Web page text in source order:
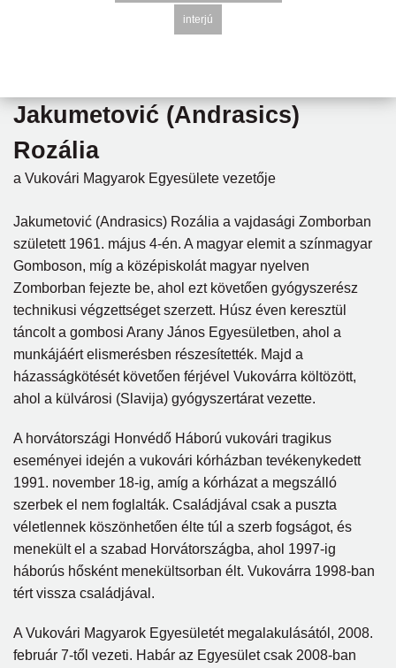
interjú
Jakumetović (Andrasics)
Rozália
a Vukovári Magyarok Egyesülete vezetője
Jakumetović (Andrasics) Rozália a vajdasági Zomborban
született 1961. május 4-én. A magyar elemit a színmagyar
Gomboson, míg a középiskolát magyar nyelven
Zomborban fejezte be, ahol ezt követően gyógyszerész
technikusi végzettséget szerzett. Húsz éven keresztül
táncolt a gombosi Arany János Egyesületben, ahol a
munkájáért elismerésben részesítették. Majd a
házasságkötését követően férjével Vukovárra költözött,
ahol a külvárosi (Slavija) gyógyszertárat vezette.
A horvátországi Honvédő Háború vukovári tragikus
eseményei idején a vukovári kórházban tevékenykedett
1991. november 18-ig, amíg a kórházat a megszálló
szerbek el nem foglalták. Családjával csak a puszta
véletlennek köszönhetően élte túl a szerb fogságot, és
menekült el a szabad Horvátországba, ahol 1997-ig
háborús hősként menekültsorban élt. Vukovárra 1998-ban
tért vissza családjával.
A Vukovári Magyarok Egyesületét megalakulásától, 2008.
február 7-től vezeti. Habár az Egyesület csak 2008-ban